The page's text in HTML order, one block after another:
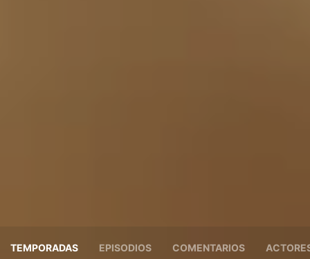
TEMPORADAS EPISODIOS COMENTARIOS